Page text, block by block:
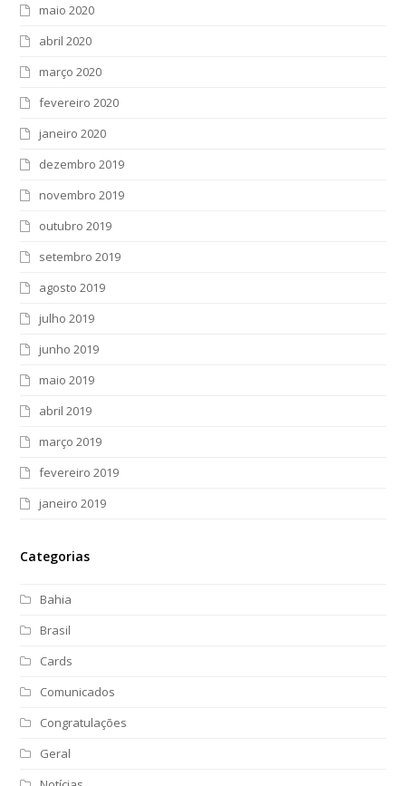
maio 2020
abril 2020
março 2020
fevereiro 2020
janeiro 2020
dezembro 2019
novembro 2019
outubro 2019
setembro 2019
agosto 2019
julho 2019
junho 2019
maio 2019
abril 2019
março 2019
fevereiro 2019
janeiro 2019
Categorias
Bahia
Brasil
Cards
Comunicados
Congratulações
Geral